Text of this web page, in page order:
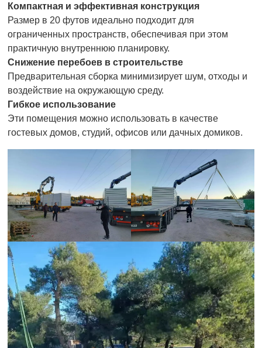
Компактная и эффективная конструкция
Размер в 20 футов идеально подходит для
ограниченных пространств, обеспечивая при этом
практичную внутреннюю планировку.
Снижение перебоев в строительстве
Предварительная сборка минимизирует шум, отходы и
воздействие на окружающую среду.
Гибкое использование
Эти помещения можно использовать в качестве
гостевых домов, студий, офисов или дачных домиков.